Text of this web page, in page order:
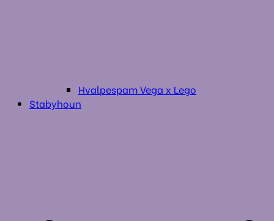
Hvalpespam Vega x Lego
Stabyhoun